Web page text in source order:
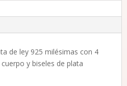
de ley 925 milésimas con 4
y biseles de plata